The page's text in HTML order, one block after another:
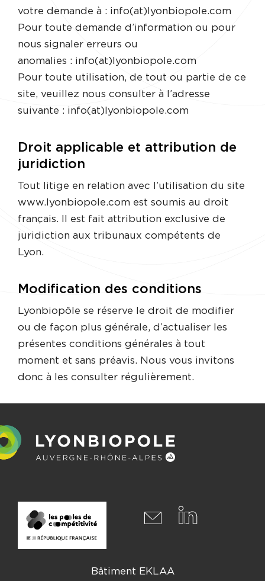
votre demande à : info(at)lyonbiopole.com
Pour toute demande d’information ou pour
nous signaler erreurs ou
anomalies : info(at)lyonbiopole.com
Pour toute utilisation, de tout ou partie de ce
site, veuillez nous consulter à l’adresse
suivante : info(at)lyonbiopole.com
Droit applicable et attribution de
juridiction
Tout litige en relation avec l’utilisation du site
www.lyonbiopole.com est soumis au droit
français. Il est fait attribution exclusive de
juridiction aux tribunaux compétents de
Lyon.
Modification des conditions
Lyonbiopôle se réserve le droit de modifier
ou de façon plus générale, d’actualiser les
présentes conditions générales à tout
moment et sans préavis. Nous vous invitons
donc à les consulter régulièrement.
Bâtiment EKLAA